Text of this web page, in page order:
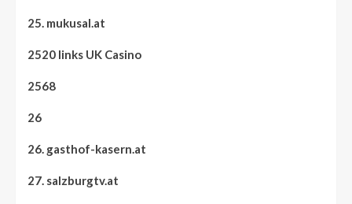
25. mukusal.at
2520 links UK Casino
2568
26
26. gasthof-kasern.at
27. salzburgtv.at